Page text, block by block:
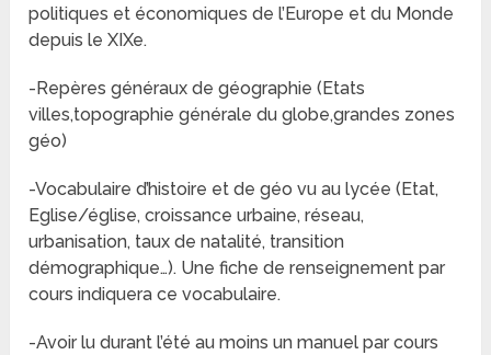
politiques et économiques de l’Europe et du Monde
depuis le XIXe.
-Repères généraux de géographie (Etats
villes,topographie générale du globe,grandes zones
géo)
-Vocabulaire d’histoire et de géo vu au lycée (Etat,
Eglise/église, croissance urbaine, réseau,
urbanisation, taux de natalité, transition
démographique…). Une fiche de renseignement par
cours indiquera ce vocabulaire.
-Avoir lu durant l’été au moins un manuel par cours